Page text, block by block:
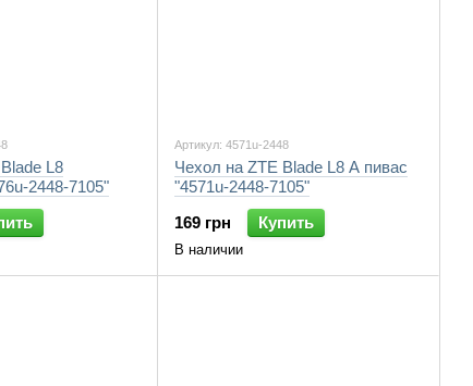
L8
2448-7105"
Артикул: 4571u-2448
Чехол на ZTE Blade L8 А пивас
"4571u-2448-7105"
169 грн
Купить
В наличии